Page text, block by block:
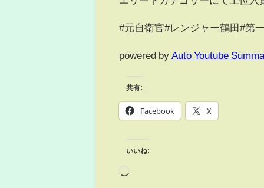
#元自衛官#レンジャー鶴田#第
powered by Auto Youtube
共有:
Facebook X
いいね: